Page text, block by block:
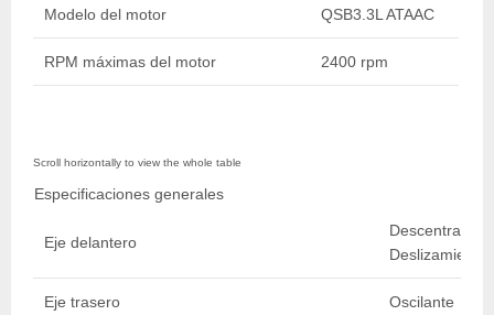
Modelo del motor QSB3.3L ATAAC
RPM máximas del motor 2400 rpm
Especificaciones generales
Eje delantero
Deslizamiento
Eje trasero Oscilante